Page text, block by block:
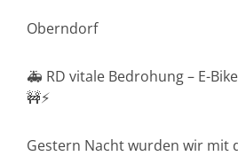
Oberndorf
🚑 RD vitale Bedrohung – E-
🚧⚡
Gestern Nacht wurden wir mit